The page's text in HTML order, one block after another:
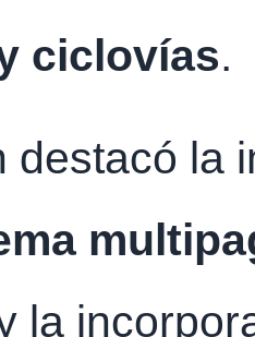
ciclovías.
destacó la
la